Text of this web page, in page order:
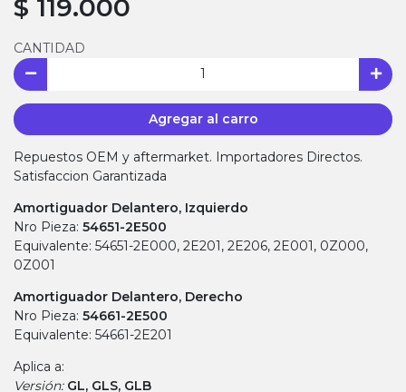
$ 119.000
CANTIDAD
Agregar al carro
Repuestos OEM y aftermarket. Importadores Directos.
Satisfaccion Garantizada
Amortiguador Delantero, Izquierdo
Nro Pieza: 54651-2E500
Equivalente: 54651-2E000, 2E201, 2E206, 2E001, 0Z000,
0Z001
Amortiguador Delantero, Derecho
Nro Pieza: 54661-2E500
Equivalente: 54661-2E201
Aplica a:
Versión: GL, GLS, GLB